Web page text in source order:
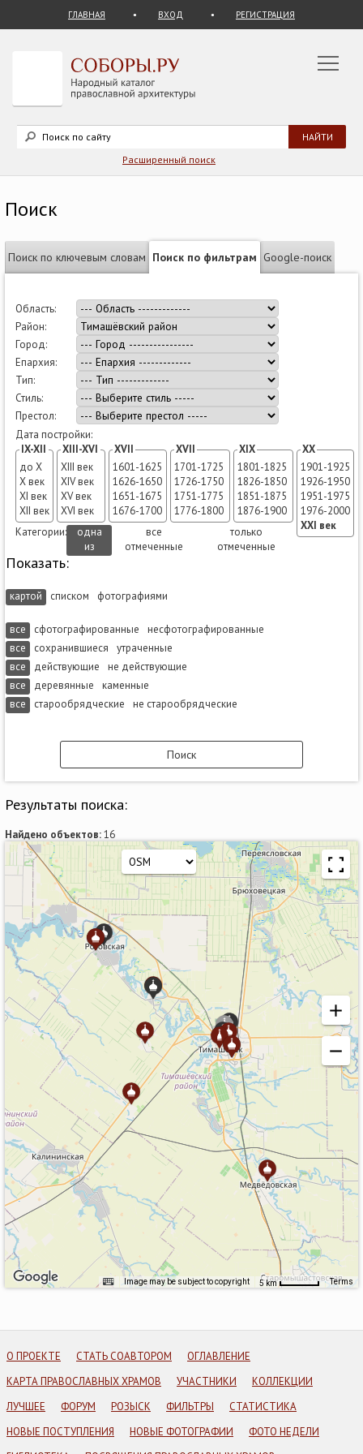
ГЛАВНАЯ ВХОД РЕГИСТРАЦИЯ
Расширенный поиск
Поиск
Поиск по ключевым словам Поиск по фильтрам Google-поиск
Область:
Район:
Город:
Епархия:
Тип:
Стиль:
Престол:
Дата постройки:
IX-XII
до X
X век
XI век
XII век
XIII-XVI
XIII век
XIV век
XV век
XVI век
XVII
1601-1625
1626-1650
1651-1675
1676-1700
XVII
1701-1725
1726-1750
1751-1775
1776-1800
XIX
1801-1825
1826-1850
1851-1875
1876-1900
Категории:
одна
из
все
отмеченные
только
отмеченные
XX
1901-1925
1926-1950
1951-1975
1976-2000
XXI век
Показать:
картой списком фотографиями
все сфотографированные
несфотографированные
все
сохранившиеся
утраченные
все
действующие
не действующие
все
деревянные
каменные
все
старообрядческие не старообрядческие
Результаты поиска:
Найдено объектов:16
Image may be subject to copyright 5 km Terms
О ПРОЕКТЕ СТАТЬ СОАВТОРОМ
ОГЛАВЛЕНИЕ
КАРТА ПРАВОСЛАВНЫХ ХРАМОВ
УЧАСТНИКИ
КОЛЛЕКЦИИ
ЛУЧШЕЕ
ФОРУМ РОЗЫСК ФИЛЬТРЫ
СТАТИСТИКА
НОВЫЕ ПОСТУПЛЕНИЯ
НОВЫЕ ФОТОГРАФИИ
ФОТО НЕДЕЛИ